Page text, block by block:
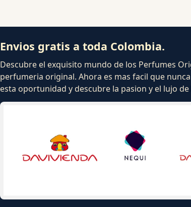
Envios gratis a toda Colombia.
Descubre el exquisito mundo de los Perfumes
perfumeria original. Ahora es mas facil que
esta oportunidad y descubre la pasion y el lujo